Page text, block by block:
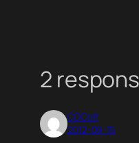
2
CDColt
2012-09-15